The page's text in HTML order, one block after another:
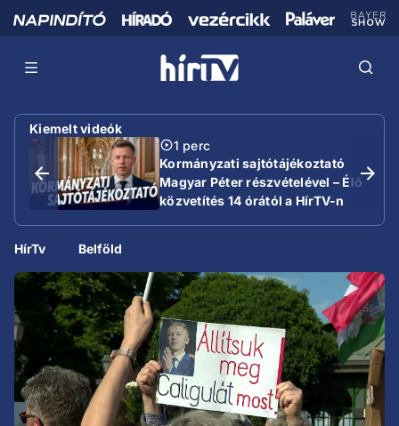
Kiemelt videók
1 perc
Kormányzati sajtótájékoztató
Magyar Péter részvételével – Élő
közvetítés 14 órától a HírTV-n
HírTv Belföld